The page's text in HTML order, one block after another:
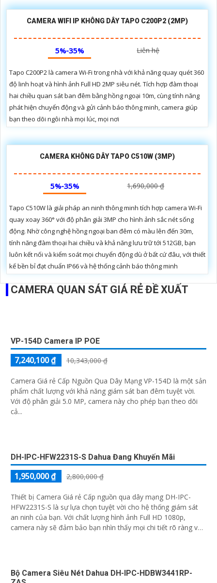
GIỚI THIỆU CAMERA WIFI DÙNG PIN 2K IMOU IPC-B32P-V2
Camera IMOU Cell Go IPC-B32P-V2 với hình ảnh chất
lượng lên đến 2k cùng góc nhìn rộng mang đến hình ảnh
chất lượng cao. Một điểm nổi bật nữa là dòng camera này
sở hữu pin xạc...
CAMERA KHÔNG DÂY DAHUA DH-P5AS-PV (5MP)
5%-35% Liên Hệ
Camera DH-P5AS-PV mang đến trải nghiệm giám sát toàn diện với
khả năng quay xoay 360°, hình ảnh sắc nét 5MP và công nghệ full
color giúp ghi hình màu cả vào ban đêm. Tích hợp đèn cảnh báo, còi
hú chống trộm, tầm nhìn hồng ngoại 30m, khe thẻ nhớ đến 256GB
cùng chuẩn chống nước IP66 camera hoạt động ổn định trong mọi
điều kiện
5%-35% Liên hệ
độ phân giải 3MP cho hình ảnh cực kỳ sắc nét. Hỗ trợ quan sát ban
đêm có màu nhờ công nghệ hồng ngoại 30m, đàm thoại 2 chiều
chân thực và lưu trữ thoải mái với khe cắm thẻ nhớ lên tới 512GB
5%-35%
Tapo C200P2 là camera Wi-Fi trong nhà với khả năng quay quét 360
độ linh hoạt và hình ảnh Full HD 2MP siêu nét. Tích hợp đàm thoại
hai chiều quan sát ban đêm bằng hồng ngoại 10m, cùng tính năng
phát hiện chuyển động và gửi cảnh báo thông minh, camera giúp